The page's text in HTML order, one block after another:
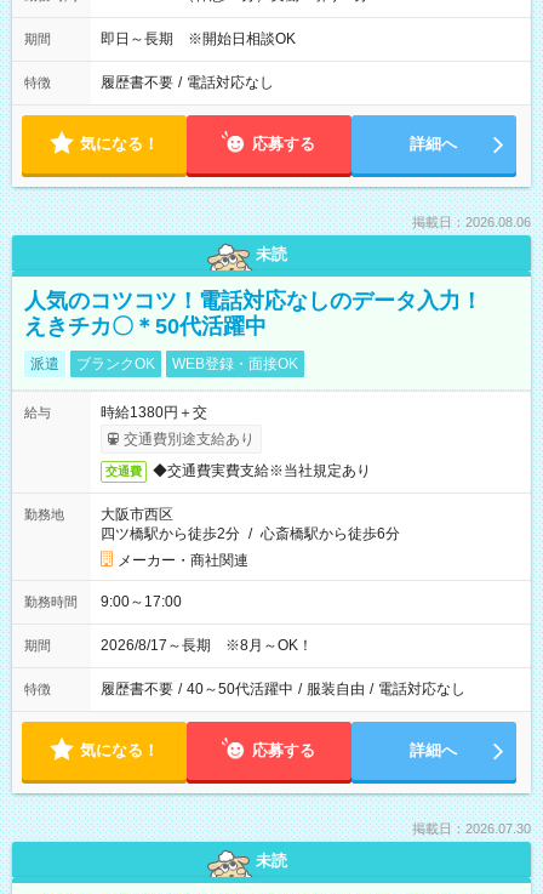
期間 即日～長期 ※開始日相談OK
特徴 履歴書不要 / 電話対応なし
気になる！ 応募する 詳細へ
掲載日：2026.08.06
未読
人気のコツコツ！電話対応なしのデータ入力！
えきチカ〇＊50代活躍中
派遣 ブランクOK WEB登録・面接OK
給与
時給1380円＋交
交通費別途支給あり
交通費 ◆交通費実費支給※当社規定あり
勤務地
大阪市西区
四ツ橋駅から徒歩2分 / 心斎橋駅から徒歩6分
メーカー・商社関連
勤務時間 9:00～17:00
期間 2026/8/17～長期 ※8月～OK！
特徴 履歴書不要 / 40～50代活躍中 / 服装自由 / 電話対応なし
気になる！ 応募する 詳細へ
掲載日：2026.07.30
未読